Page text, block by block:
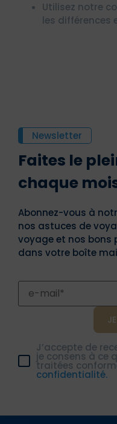
Utilisez notre
les différences
Newsletter
Faites le
chaque
Abonnez-vous à
nos astuces de
voyage et nos bons
dans votre boîte
J’accepte de
je consens à ce
traitées
confidentialité.